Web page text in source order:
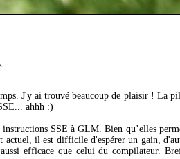
J'y ai trouvé beaucoup de plaisir ! La
ahhh :)
SSE à GLM. Bien qu’elles
actuel, il est difficile d'espérer un gain,
efficace que celui du compilateur.